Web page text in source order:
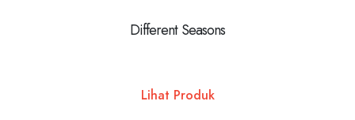
Different Seasons
Lihat Produk